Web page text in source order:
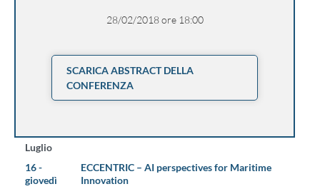
28/02/2018 ore 18:00
SCARICA ABSTRACT DELLA
CONFERENZA
Luglio
16 -
giovedì
ECCENTRIC – AI perspectives for Maritime
Innovation